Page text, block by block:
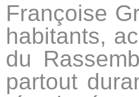
Françoise
habitants,
du
partout